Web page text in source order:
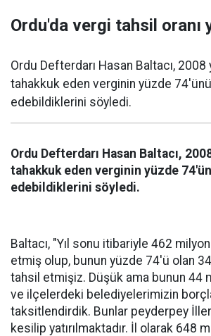
Ordu'da vergi tahsil oranı
Ordu Defterdarı Hasan Baltacı, 2008
tahakkuk eden verginin yüzde
edebildiklerini söyledi.
Ordu Defterdarı Hasan Baltacı,
tahakkuk eden verginin yüzde
edebildiklerini söyledi.
Baltacı, "Yıl sonu itibariyle 462
etmiş olup, bunun yüzde 74'ü olan
tahsil etmişiz. Düşük ama bunun 44
ve ilçelerdeki belediyelerimizin
taksitlendirdik. Bunlar peyderpey İller
kesilip yatırılmaktadır. İl olarak 648